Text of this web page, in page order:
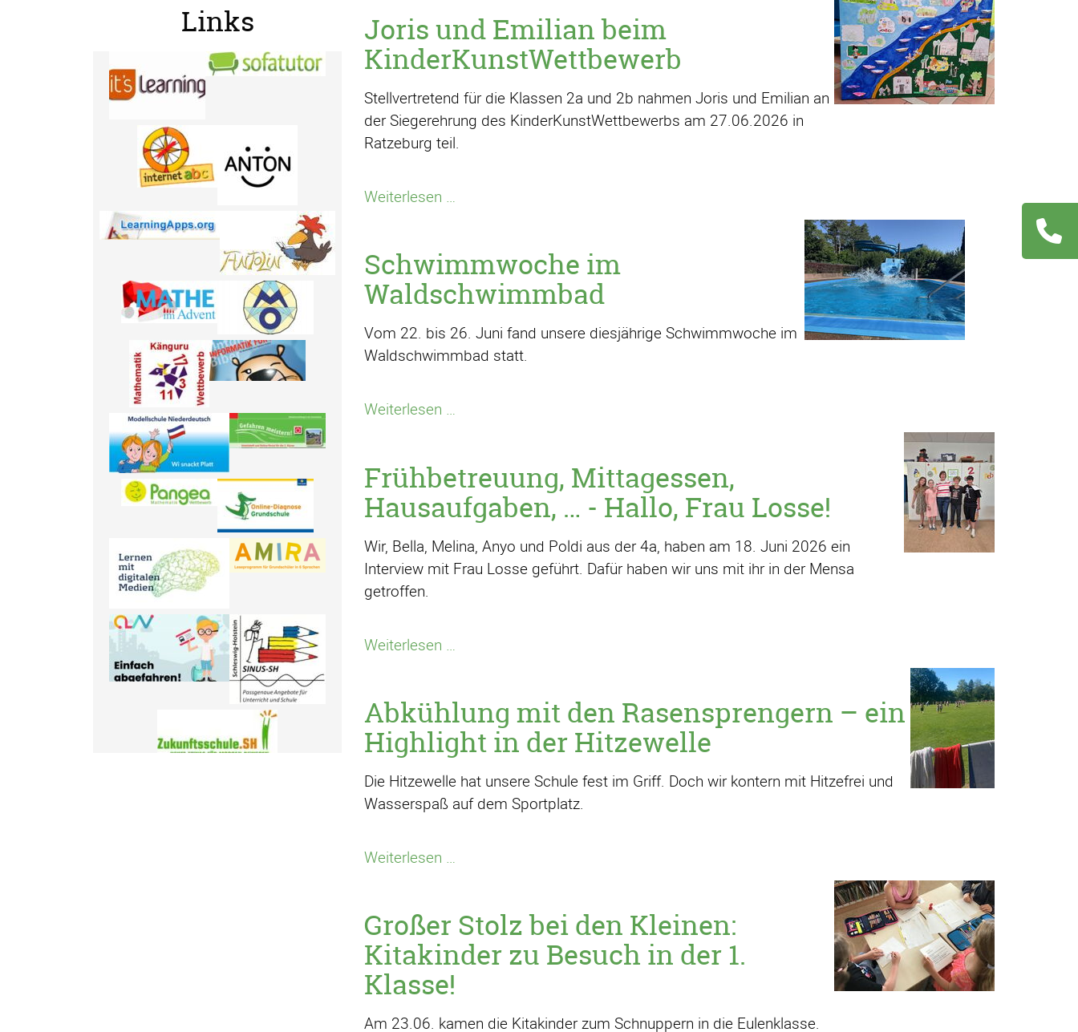
Joris und Emilian beim
KinderKunstWettbewerb
Stellvertretend für die Klassen 2a und 2b nahmen Joris und Emilian an
der Siegerehrung des KinderKunstWettbewerbs am 27.06.2026 in
Ratzeburg teil.
Weiterlesen …
beim
KinderKunstWettbewerb
Schwimmwoche im
Waldschwimmbad
Vom 22. bis 26. Juni fand unsere diesjährige Schwimmwoche im
Waldschwimmbad statt.
Weiterlesen …
Frühbetreuung, Mittagessen,
Hausaufgaben, … - Hallo, Frau Losse!
Wir, Bella, Melina, Anyo und Poldi aus der 4a, haben am 18. Juni 2026 ein
Interview mit Frau Losse geführt. Dafür haben wir uns mit ihr in der Mensa
getroffen.
Weiterlesen …
…
-
Hallo,
Frau
Losse!
Abkühlung mit den Rasensprengern – ein
Highlight in der Hitzewelle
Die Hitzewelle hat unsere Schule fest im Griff. Doch wir kontern mit Hitzefrei und
Wasserspaß auf dem Sportplatz.
Weiterlesen …
Rasensprengern
–
ein
Großer Stolz bei den Kleinen:
Kitakinder zu Besuch in der 1.
Klasse!
Am 23.06. kamen die Kitakinder zum Schnuppern in die Eulenklasse.
Links
Navigation